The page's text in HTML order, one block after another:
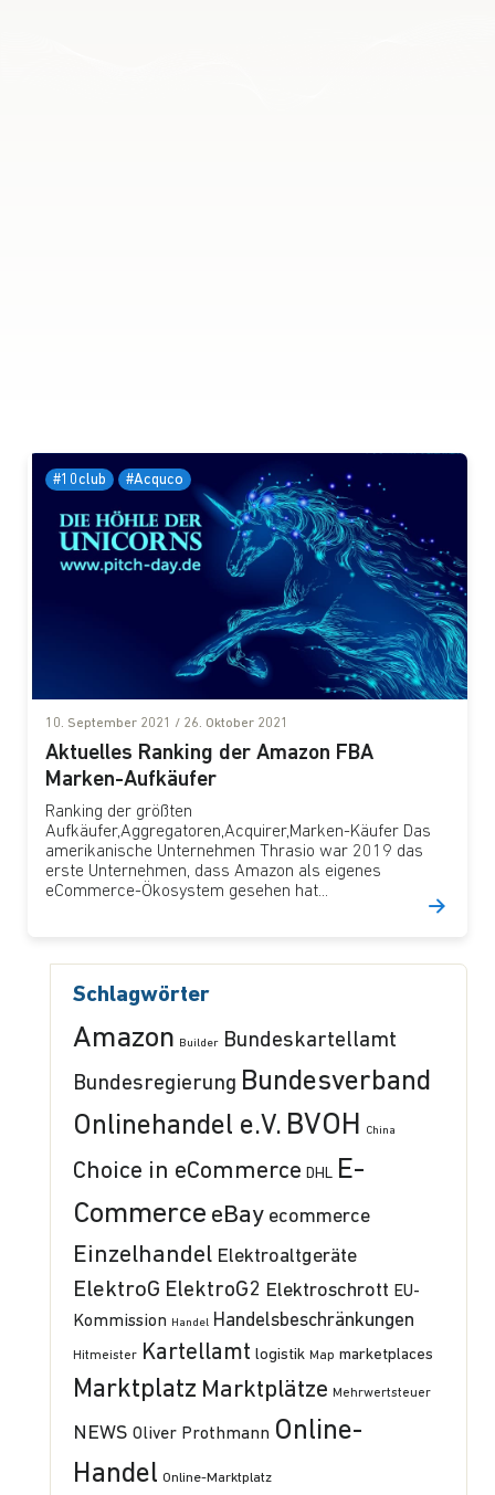
#10club #Acquco
10. September 2021 / 26. Oktober 2021
Aktuelles Ranking der Amazon FBA
Marken-Aufkäufer
Ranking der größten
Aufkäufer,Aggregatoren,Acquirer,Marken-Käufer Das
amerikanische Unternehmen Thrasio war 2019 das
erste Unternehmen, dass Amazon als eigenes
eCommerce-Ökosystem gesehen hat...
Schlagwörter
Amazon Builder Bundeskartellamt
Bundesregierung Bundesverband
Onlinehandel e.V. BVOH China
Choice in eCommerce DHL E-
Commerce eBay ecommerce
Einzelhandel Elektroaltgeräte
ElektroG ElektroG2 Elektroschrott EU-
Kommission Handel Handelsbeschränkungen
Hitmeister Kartellamt logistik Map marketplaces
Marktplatz Marktplätze Mehrwertsteuer
NEWS Oliver Prothmann Online-
Handel Online-Marktplatz